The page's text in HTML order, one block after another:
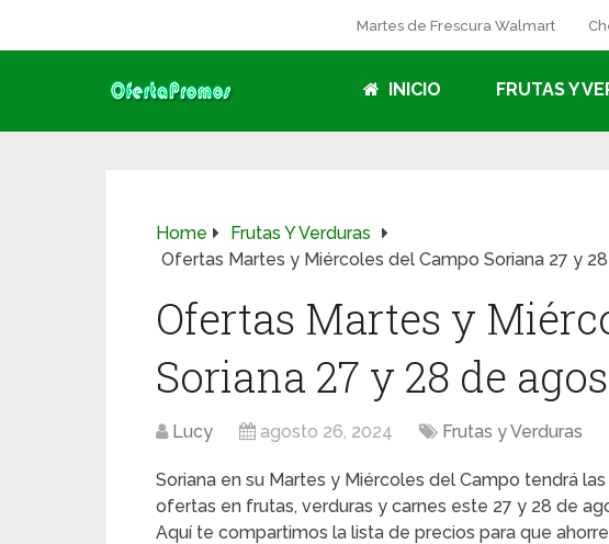
Martes de Frescura Walmart
INICIO FRUTAS Y
Home
Frutas Y Verduras
Ofertas Martes y Miércoles del Campo Soriana 27 y
Ofertas Martes y
Soriana 27 y 28 de
Lucy agosto 26, 2024 Frutas y Verduras
Soriana en su Martes y Miércoles del Campo tendrá
ofertas en frutas, verduras y carnes este 27 y 28 de
Aquí te compartimos la lista de precios para que